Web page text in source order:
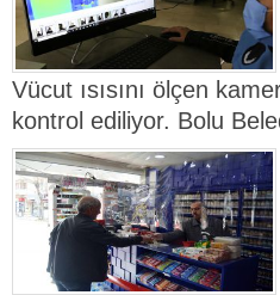
Vücut ısısını ölçen
kontrol ediliyor. Bolu